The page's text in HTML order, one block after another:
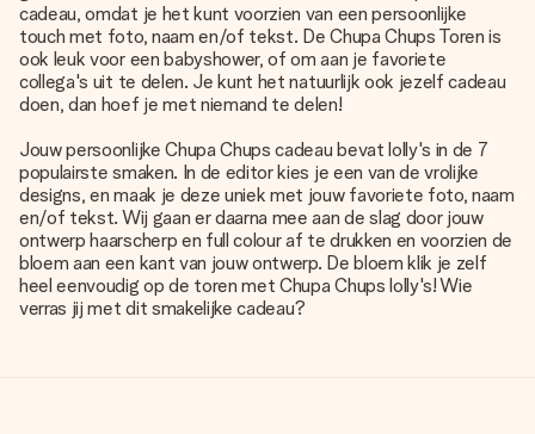
cadeau, omdat je het kunt voorzien van een persoonlijke
touch met foto, naam en/of tekst. De Chupa Chups Toren is
ook leuk voor een babyshower, of om aan je favoriete
collega's uit te delen. Je kunt het natuurlijk ook jezelf cadeau
doen, dan hoef je met niemand te delen!
Jouw persoonlijke Chupa Chups cadeau bevat lolly's in de 7
populairste smaken. In de editor kies je een van de vrolijke
designs, en maak je deze uniek met jouw favoriete foto, naam
en/of tekst. Wij gaan er daarna mee aan de slag door jouw
ontwerp haarscherp en full colour af te drukken en voorzien de
bloem aan een kant van jouw ontwerp. De bloem klik je zelf
heel eenvoudig op de toren met Chupa Chups lolly's! Wie
verras jij met dit smakelijke cadeau?